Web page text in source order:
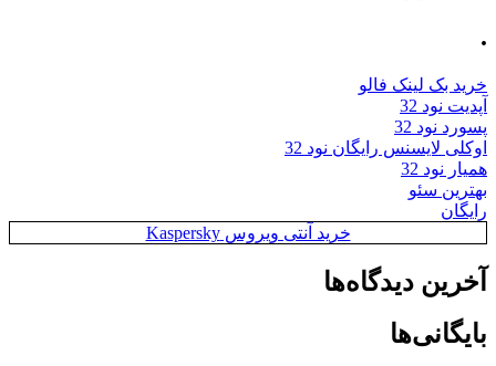
.
خرید بک لینک فالو
آپدیت نود 32
پسورد نود 32
اوکلی لایسنس رایگان نود 32
همیار نود 32
بهترین سئو
رایگان
خرید آنتی ویروس Kaspersky
آخرین دیدگاه‌ها
بایگانی‌ها